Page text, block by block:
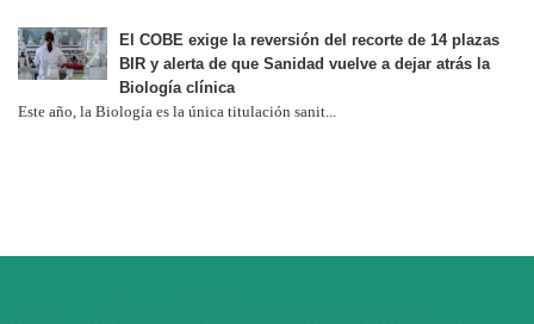
El COBE exige la reversión del recorte de 14 plazas
BIR y alerta de que Sanidad vuelve a dejar atrás la
Biología clínica
Este año, la Biología es la única titulación sanit...